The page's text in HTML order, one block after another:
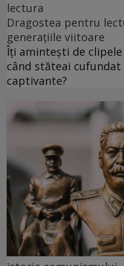
lectura
Dragostea pentru
generațiile viitoare
Îți amintești de
când stăteai
captivante?